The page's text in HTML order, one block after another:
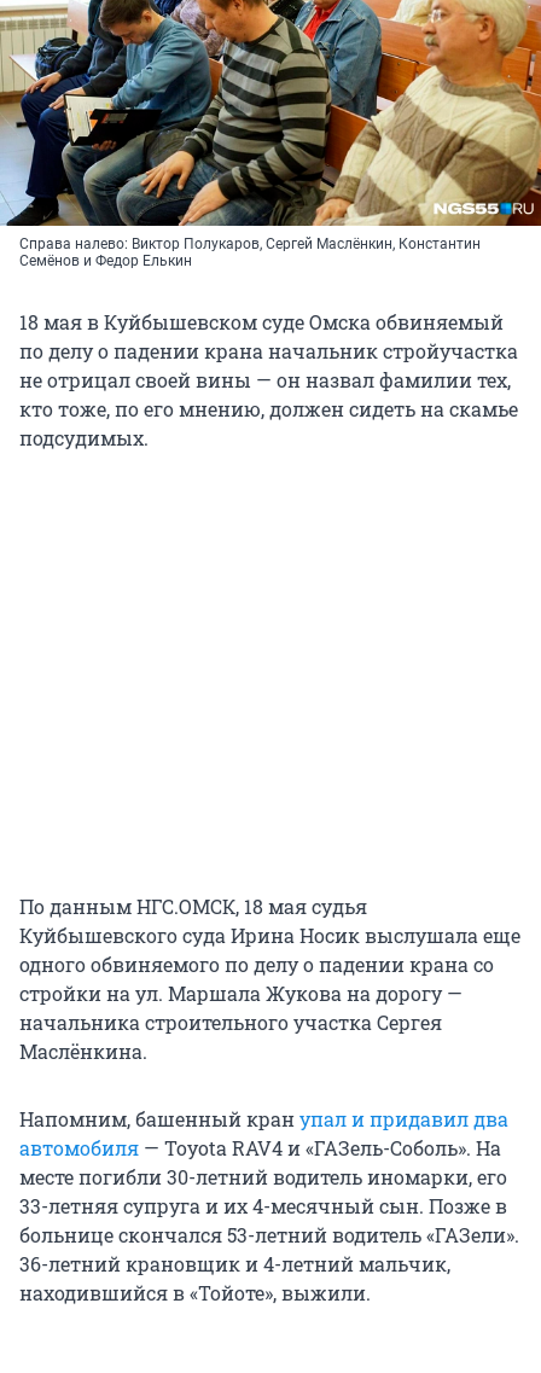
Справа налево: Виктор Полукаров, Сергей Маслёнкин, Константин
Семёнов и Федор Елькин
18 мая в Куйбышевском суде Омска обвиняемый
по делу о падении крана начальник стройучастка
не отрицал своей вины — он назвал фамилии тех,
кто тоже, по его мнению, должен сидеть на скамье
подсудимых.
По данным НГС.ОМСК, 18 мая судья
Куйбышевского суда Ирина Носик выслушала еще
одного обвиняемого по делу о падении крана со
стройки на ул. Маршала Жукова на дорогу —
начальника строительного участка Сергея
Маслёнкина.
Напомним, башенный кранупал и придавил два
автомобиля — Toyota RAV4 и «ГАЗель-Соболь». На
месте погибли 30-летний водитель иномарки, его
33-летняя супруга и их 4-месячный сын. Позже в
больнице скончался 53-летний водитель «ГАЗели».
36-летний крановщик и 4-летний мальчик,
находившийся в «Тойоте», выжили.